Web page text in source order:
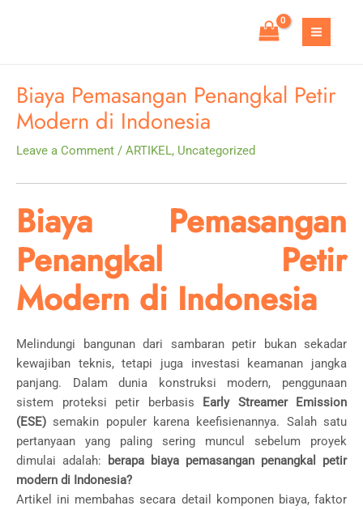
MAIN
Biaya Pemasangan Penangkal Petir
Modern di Indonesia
Leave a Comment / ARTIKEL, Uncategorized
Biaya Pemasangan
Penangkal Petir
Modern di Indonesia
Melindungi bangunan dari sambaran petir bukan sekadar
kewajiban teknis, tetapi juga investasi keamanan jangka
panjang. Dalam dunia konstruksi modern, penggunaan
sistem proteksi petir berbasis Early Streamer Emission
(ESE) semakin populer karena keefisienannya. Salah satu
pertanyaan yang paling sering muncul sebelum proyek
dimulai adalah:
berapa biaya pemasangan penangkal petir
modern di Indonesia?
Artikel ini membahas secara detail komponen biaya, faktor